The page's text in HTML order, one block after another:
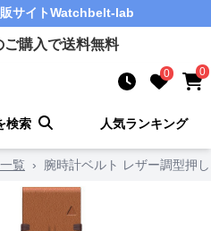
サイトWatchbelt-lab
ご購入で送料無料
0 0
検索 人気ランキング
覧 › 腕時計ベルト レザー調型押